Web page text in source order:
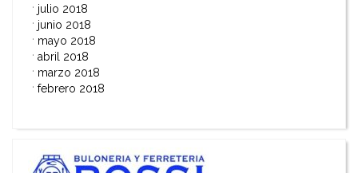
julio 2018
junio 2018
mayo 2018
abril 2018
marzo 2018
febrero 2018